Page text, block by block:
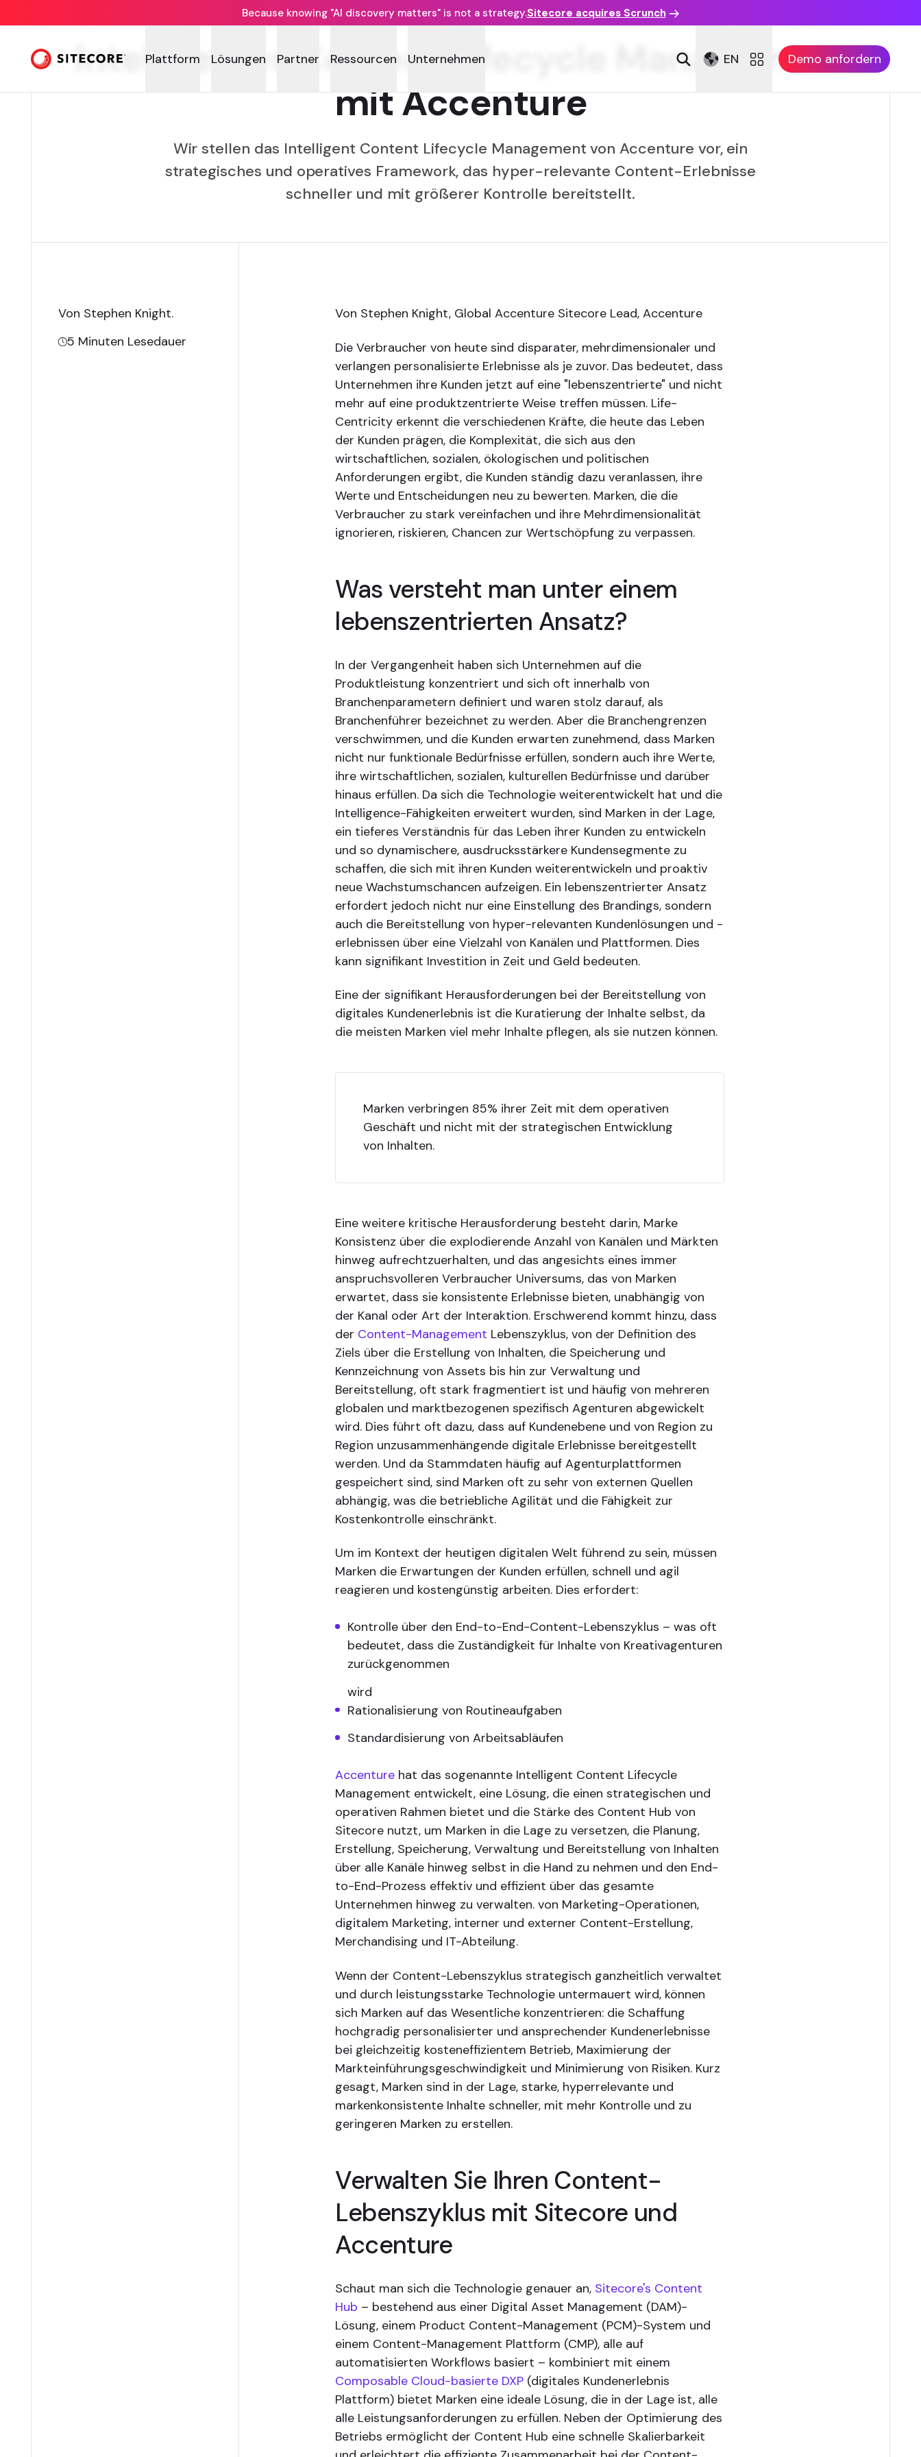
Because knowing "AI discovery matters" is not a strategy.Sitecore acquires Scrunch
Plattform Lösungen Partner Ressourcen Unternehmen EN Demo anfordern
Intelligentes Content Lifecycle Management
mit Accenture
Wir stellen das Intelligent Content Lifecycle Management von Accenture vor, ein
strategisches und operatives Framework, das hyper-relevante Content-Erlebnisse
schneller und mit größerer Kontrolle bereitstellt.
Von Stephen Knight.
5 Minuten Lesedauer
Von Stephen Knight, Global Accenture Sitecore Lead, Accenture
Die Verbraucher von heute sind disparater, mehrdimensionaler und
verlangen personalisierte Erlebnisse als je zuvor. Das bedeutet, dass
Unternehmen ihre Kunden jetzt auf eine "lebenszentrierte" und nicht
mehr auf eine produktzentrierte Weise treffen müssen. Life-
Centricity erkennt die verschiedenen Kräfte, die heute das Leben
der Kunden prägen, die Komplexität, die sich aus den
wirtschaftlichen, sozialen, ökologischen und politischen
Anforderungen ergibt, die Kunden ständig dazu veranlassen, ihre
Werte und Entscheidungen neu zu bewerten. Marken, die die
Verbraucher zu stark vereinfachen und ihre Mehrdimensionalität
ignorieren, riskieren, Chancen zur Wertschöpfung zu verpassen.
Was versteht man unter einem
lebenszentrierten Ansatz?
In der Vergangenheit haben sich Unternehmen auf die
Produktleistung konzentriert und sich oft innerhalb von
Branchenparametern definiert und waren stolz darauf, als
Branchenführer bezeichnet zu werden. Aber die Branchengrenzen
verschwimmen, und die Kunden erwarten zunehmend, dass Marken
nicht nur funktionale Bedürfnisse erfüllen, sondern auch ihre Werte,
ihre wirtschaftlichen, sozialen, kulturellen Bedürfnisse und darüber
hinaus erfüllen. Da sich die Technologie weiterentwickelt hat und die
Intelligence-Fähigkeiten erweitert wurden, sind Marken in der Lage,
ein tieferes Verständnis für das Leben ihrer Kunden zu entwickeln
und so dynamischere, ausdrucksstärkere Kundensegmente zu
schaffen, die sich mit ihren Kunden weiterentwickeln und proaktiv
neue Wachstumschancen aufzeigen. Ein lebenszentrierter Ansatz
erfordert jedoch nicht nur eine Einstellung des Brandings, sondern
auch die Bereitstellung von hyper-relevanten Kundenlösungen und -
erlebnissen über eine Vielzahl von Kanälen und Plattformen. Dies
kann signifikant Investition in Zeit und Geld bedeuten.
Eine der signifikant Herausforderungen bei der Bereitstellung von
digitales Kundenerlebnis ist die Kuratierung der Inhalte selbst, da
die meisten Marken viel mehr Inhalte pflegen, als sie nutzen können.
Marken verbringen 85% ihrer Zeit mit dem operativen
Geschäft und nicht mit der strategischen Entwicklung
von Inhalten.
Eine weitere kritische Herausforderung besteht darin, Marke
Konsistenz über die explodierende Anzahl von Kanälen und Märkten
hinweg aufrechtzuerhalten, und das angesichts eines immer
anspruchsvolleren Verbraucher Universums, das von Marken
erwartet, dass sie konsistente Erlebnisse bieten, unabhängig von
der Kanal oder Art der Interaktion. Erschwerend kommt hinzu, dass
der Content-Management Lebenszyklus, von der Definition des
Ziels über die Erstellung von Inhalten, die Speicherung und
Kennzeichnung von Assets bis hin zur Verwaltung und
Bereitstellung, oft stark fragmentiert ist und häufig von mehreren
globalen und marktbezogenen spezifisch Agenturen abgewickelt
wird. Dies führt oft dazu, dass auf Kundenebene und von Region zu
Region unzusammenhängende digitale Erlebnisse bereitgestellt
werden. Und da Stammdaten häufig auf Agenturplattformen
gespeichert sind, sind Marken oft zu sehr von externen Quellen
abhängig, was die betriebliche Agilität und die Fähigkeit zur
Kostenkontrolle einschränkt.
Um im Kontext der heutigen digitalen Welt führend zu sein, müssen
Marken die Erwartungen der Kunden erfüllen, schnell und agil
reagieren und kostengünstig arbeiten. Dies erfordert:
Kontrolle über den End-to-End-Content-Lebenszyklus – was oft
bedeutet, dass die Zuständigkeit für Inhalte von Kreativagenturen
zurückgenommen
wird
Rationalisierung von Routineaufgaben
Standardisierung von Arbeitsabläufen
Accenture hat das sogenannte Intelligent Content Lifecycle
Management entwickelt, eine Lösung, die einen strategischen und
operativen Rahmen bietet und die Stärke des Content Hub von
Sitecore nutzt, um Marken in die Lage zu versetzen, die Planung,
Erstellung, Speicherung, Verwaltung und Bereitstellung von Inhalten
über alle Kanäle hinweg selbst in die Hand zu nehmen und den End-
to-End-Prozess effektiv und effizient über das gesamte
Unternehmen hinweg zu verwalten. von Marketing-Operationen,
digitalem Marketing, interner und externer Content-Erstellung,
Merchandising und IT-Abteilung.
Wenn der Content-Lebenszyklus strategisch ganzheitlich verwaltet
und durch leistungsstarke Technologie untermauert wird, können
sich Marken auf das Wesentliche konzentrieren: die Schaffung
hochgradig personalisierter und ansprechender Kundenerlebnisse
bei gleichzeitig kosteneffizientem Betrieb, Maximierung der
Markteinführungsgeschwindigkeit und Minimierung von Risiken. Kurz
gesagt, Marken sind in der Lage, starke, hyperrelevante und
markenkonsistente Inhalte schneller, mit mehr Kontrolle und zu
geringeren Marken zu erstellen.
Verwalten Sie Ihren Content-
Lebenszyklus mit Sitecore und
Accenture
Schaut man sich die Technologie genauer an, Sitecore's Content
Hub – bestehend aus einer Digital Asset Management (DAM)-
Lösung, einem Product Content-Management (PCM)-System und
einem Content-Management Plattform (CMP), alle auf
automatisierten Workflows basiert – kombiniert mit einem
Composable Cloud-basierte DXP (digitales Kundenerlebnis
Plattform) bietet Marken eine ideale Lösung, die in der Lage ist, alle
alle Leistungsanforderungen zu erfüllen. Neben der Optimierung des
Betriebs ermöglicht der Content Hub eine schnelle Skalierbarkeit